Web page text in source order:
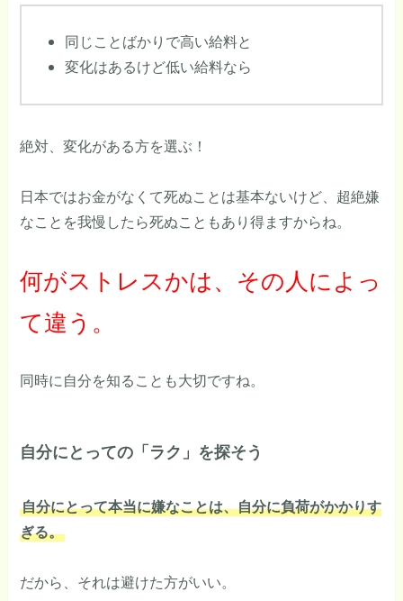
同じことばかりで高い給料と
変化はあるけど低い給料なら
絶対、変化がある方を選ぶ！
日本ではお金がなくて死ぬことは基本ないけど、超絶嫌
なことを我慢したら死ぬこともあり得ますからね。
何がストレスかは、その人によっ
て違う。
同時に自分を知ることも大切ですね。
自分にとっての「ラク」を探そう
自分にとって本当に嫌なことは、自分に負荷がかかりす
ぎる。
だから、それは避けた方がいい。